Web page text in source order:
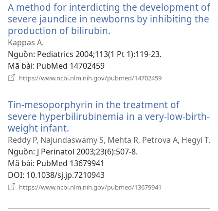
mới)
A method for interdicting the development of
severe jaundice in newborns by inhibiting the
production of bilirubin.
sổ
Kappas A.
Nguồn‎: Pediatrics 2004;113(1 Pt 1):119-23.
Mã bài‎: PubMed 14702459
https://www.ncbi.nlm.nih.gov/pubmed/14702459
mới)
Tin-mesoporphyrin in the treatment of
severe hyperbilirubinemia in a very-low-birth-
weight infant.
cửa
sổ
mới)
Reddy P, Najundaswamy S, Mehta R, Petrova A, Hegyi T.
Nguồn‎: J Perinatol 2003;23(6):507-8.
Mã bài‎: PubMed 13679941
DOI‎: 10.1038/sj.jp.7210943
https://www.ncbi.nlm.nih.gov/pubmed/13679941